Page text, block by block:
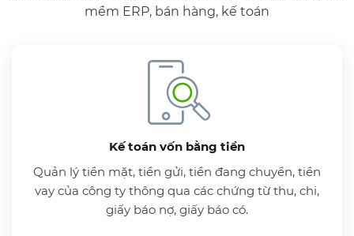
mềm ERP, bán hàng, kế toán
Kế toán vốn bằng tiền
Quản lý tiền mặt, tiền gửi, tiền đang chuyển, tiền
vay của công ty thông qua các chứng từ thu, chi,
giấy báo nợ, giấy báo có.